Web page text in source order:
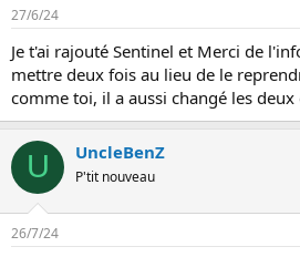
27/6/24
Je t'ai rajouté Sentinel et Merci de
mettre deux fois au lieu de le
comme toi, il a aussi changé les deux
U UncleBenZ
P'tit nouveau
26/7/24